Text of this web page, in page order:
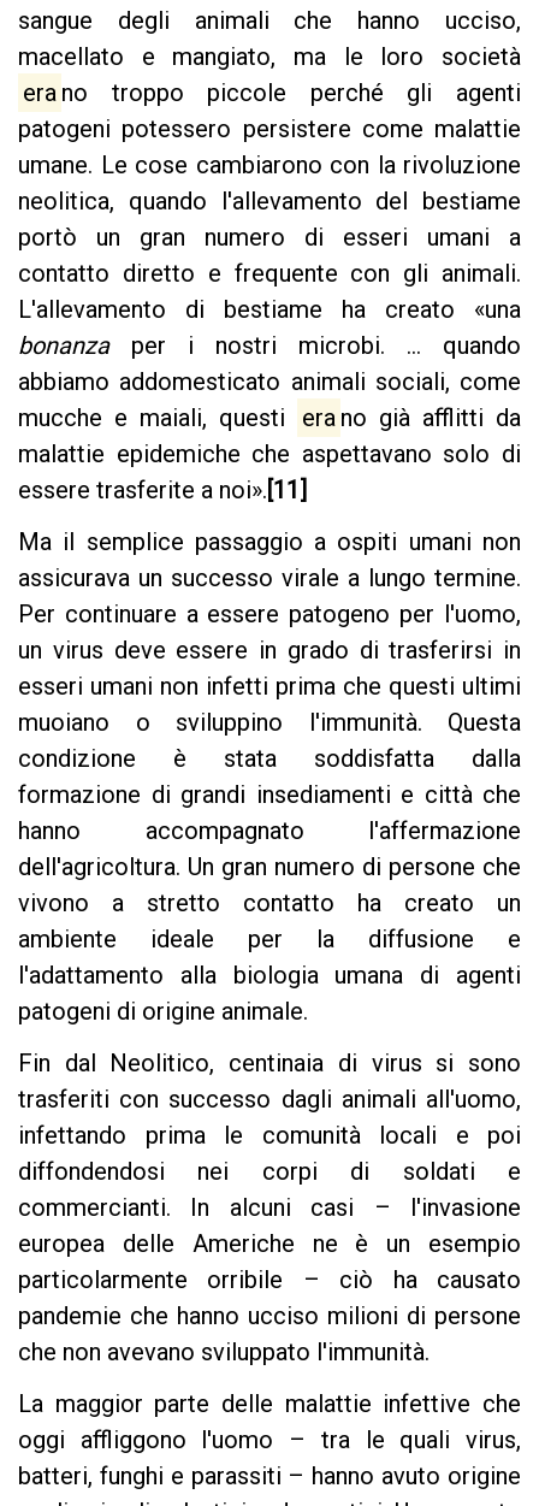
sangue degli animali che hanno ucciso,
macellato e mangiato, ma le loro società
era no troppo piccole perché gli agenti
patogeni potessero persistere come malattie
umane. Le cose cambiarono con la rivoluzione
neolitica, quando l'allevamento del bestiame
portò un gran numero di esseri umani a
contatto diretto e frequente con gli animali.
L'allevamento di bestiame ha creato «una
bonanzaper i nostri microbi. ... quando
abbiamo addomesticato animali sociali, come
mucche e maiali, questi
era no già afflitti da
malattie epidemiche che aspettavano solo di
essere trasferite a noi».[11]
Ma il semplice passaggio a ospiti umani non
assicurava un successo virale a lungo termine.
Per continuare a essere patogeno per l'uomo,
un virus deve essere in grado di trasferirsi in
esseri umani non infetti prima che questi ultimi
muoiano o sviluppino l'immunità. Questa
condizione è stata soddisfatta dalla
formazione di grandi insediamenti e città che
hanno accompagnato l'affermazione
dell'agricoltura. Un gran numero di persone che
vivono a stretto contatto ha creato un
ambiente ideale per la diffusione e
l'adattamento alla biologia umana di agenti
patogeni di origine animale.
Fin dal Neolitico, centinaia di virus si sono
trasferiti con successo dagli animali all'uomo,
infettando prima le comunità locali e poi
diffondendosi nei corpi di soldati e
commercianti. In alcuni casi – l'invasione
europea delle Americhe ne è un esempio
particolarmente orribile – ciò ha causato
pandemie che hanno ucciso milioni di persone
che non avevano sviluppato l'immunità.
La maggior parte delle malattie infettive che
oggi affliggono l'uomo – tra le quali virus,
batteri, funghi e parassiti – hanno avuto origine